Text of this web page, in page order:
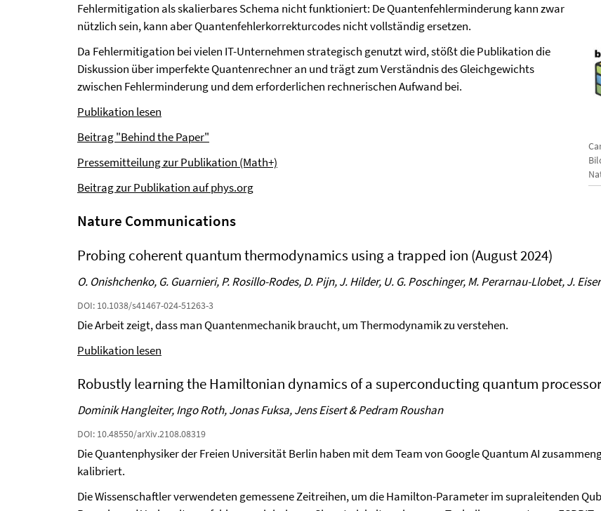
Fehlermitigation als skalierbares Schema nicht funktioniert: De Quantenfehlerminderung kann zwar
nützlich sein, kann aber Quantenfehlerkorrekturcodes nicht vollständig ersetzen.
Da Fehlermitigation bei vielen IT-Unternehmen strategisch genutzt wird, stößt die Publikation die
Diskussion über imperfekte Quantenrechner an und trägt zum Verständnis des Gleichgewichts
zwischen Fehlerminderung und dem erforderlichen rechnerischen Aufwand bei.
Publikation lesen
Beitrag "Behind the Paper"
Pressemitteilung zur Publikation (Math+)
Beitrag zur Publikation auf phys.org
Nature Communications
Probing coherent quantum thermodynamics using a trapped ion (August 2024)
O. Onishchenko, G. Guarnieri, P. Rosillo-Rodes, D. Pijn, J. Hilder, U. G. Poschinger, M. Perarnau-Llobet, J.
DOI: 10.1038/s41467-024-51263-3
Die Arbeit zeigt, dass man Quantenmechanik braucht, um Thermodynamik zu verstehen.
Publikation lesen
Robustly learning the Hamiltonian dynamics of a superconducting quantum
Dominik Hangleiter, Ingo Roth, Jonas Fuksa, Jens Eisert & Pedram Roushan
DOI: 10.48550/arXiv.2108.08319
Die Quantenphysiker der Freien Universität Berlin haben mit dem Team von Google Quantum AI
kalibriert.
Die Wissenschaftler verwendeten gemessene Zeitreihen, um die Hamilton-Parameter im supraleitenden